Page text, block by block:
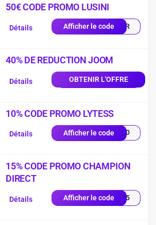
50€ CODE PROMO LUSINI
Afficher le code0-FR
Détails
40% DE REDUCTION JOOM
OBTENIR L'OFFRE
Détails
10% CODE PROMO LYTESS
Afficher le codeSS10
Détails
15% CODE PROMO CHAMPION
DIRECT
Afficher le codeUE15
Détails